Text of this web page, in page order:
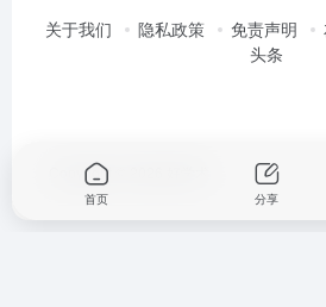
关于我们 隐私政策 免责声明
头条
Copyright © 2026
首页 分享